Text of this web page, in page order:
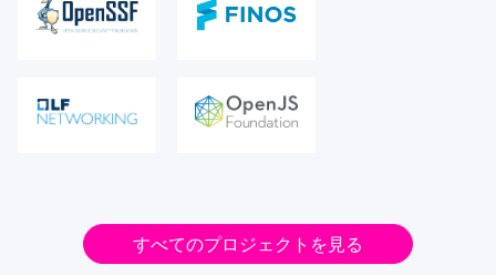
すべてのプロジェクトを見る